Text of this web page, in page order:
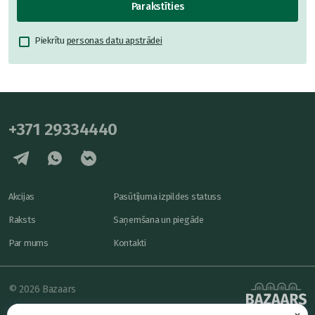
Parakstīties
Piekrītu personas datu apstrādei
+371 29334440
Akcijas
Raksts
Par mums
Pasūtījuma izpildes statuss
Saņemšana un piegāde
Kontakti
© 2026 Bazaars